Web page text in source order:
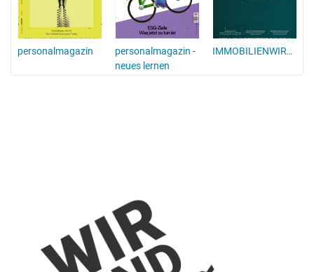
personalmagazin
personalmagazin -
neues lernen
IMMOBILIENWIRTSCHAFT